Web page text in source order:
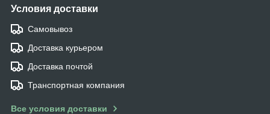
Условия доставки
Самовывоз
Доставка курьером
Доставка почтой
Транспортная компания
Все условия доставки